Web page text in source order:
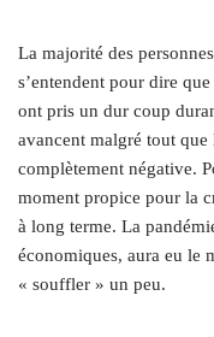
La majorité des
s’entendent pour dire
ont pris un dur coup
avancent malgré tout que
complètement négative.
moment propice pour la
à long terme. La
économiques, aura eu le
« souffler » un peu.